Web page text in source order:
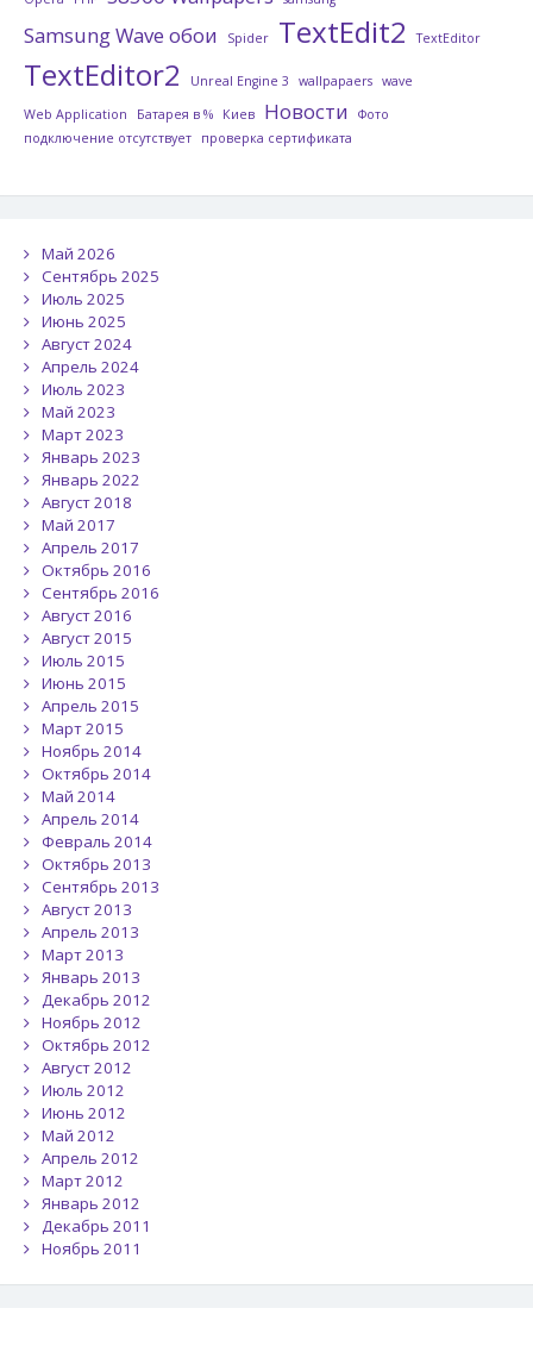
Samsung Wave обои Spider TextEdit2 TextEditor
TextEditor2 Unreal Engine 3 wallpapaers wave
Web Application
Батарея в % Киев Новости
Фото
подключение отсутствует
проверка сертификата
Май 2026
Сентябрь 2025
Июль 2025
Июнь 2025
Август 2024
Апрель 2024
Июль 2023
Май 2023
Март 2023
Январь 2023
Январь 2022
Август 2018
Май 2017
Апрель 2017
Октябрь 2016
Сентябрь 2016
Август 2016
Август 2015
Июль 2015
Июнь 2015
Апрель 2015
Март 2015
Ноябрь 2014
Октябрь 2014
Май 2014
Апрель 2014
Февраль 2014
Октябрь 2013
Сентябрь 2013
Август 2013
Апрель 2013
Март 2013
Январь 2013
Декабрь 2012
Ноябрь 2012
Октябрь 2012
Август 2012
Июль 2012
Июнь 2012
Май 2012
Апрель 2012
Март 2012
Январь 2012
Декабрь 2011
Ноябрь 2011